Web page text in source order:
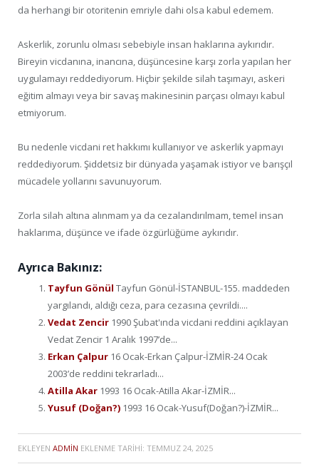
da herhangi bir otoritenin emriyle dahi olsa kabul edemem.
Askerlik, zorunlu olması sebebiyle insan haklarına aykırıdır.
Bireyin vicdanına, inancına, düşüncesine karşı zorla yapılan her
uygulamayı reddediyorum. Hiçbir şekilde silah taşımayı, askeri
eğitim almayı veya bir savaş makinesinin parçası olmayı kabul
etmiyorum.
Bu nedenle vicdani ret hakkımı kullanıyor ve askerlik yapmayı
reddediyorum. Şiddetsiz bir dünyada yaşamak istiyor ve barışçıl
mücadele yollarını savunuyorum.
Zorla silah altına alınmam ya da cezalandırılmam, temel insan
haklarıma, düşünce ve ifade özgürlüğüme aykırıdır.
Ayrıca Bakınız:
Tayfun Gönül Tayfun Gönül-İSTANBUL-155. maddeden
yargılandı, aldığı ceza, para cezasına çevrildi....
Vedat Zencir 1990 Şubat'ında vicdani reddini açıklayan
Vedat Zencir 1 Aralık 1997’de...
Erkan Çalpur 16 Ocak-Erkan Çalpur-İZMİR-24 Ocak
2003’de reddini tekrarladı...
Atilla Akar 1993 16 Ocak-Atilla Akar-İZMİR...
Yusuf (Doğan?) 1993 16 Ocak-Yusuf(Doğan?)-İZMİR...
EKLEYEN ADMIN EKLENME TARIHI: TEMMUZ 24, 2025